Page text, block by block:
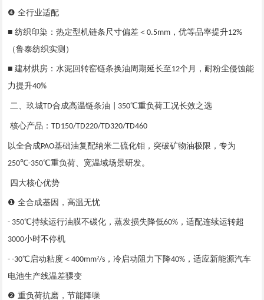
❹ 全行业适配
■ 纺织印染：热定型机链条尺寸偏差＜0.5mm ，优等品率提升12%
（鲁泰纺织实测）
■ 建材烘房：水泥回转窑链条换油周期延长至 12个月，耐粉尘侵蚀能
力提升40%
二、玖城TD合成高温链条油 | 350℃重负荷工况长效之选
核心产品：TD150/TD220/TD320/TD460
以全合成PAO基础油复配纳米二硫化钼，突破矿物油极限，专为
250℃-350℃重负荷、宽温域场景研发。
四大核心优势
❶ 全合成基因，高温无忧
- 350℃持续运行油膜不碳化，蒸发损失降低60% ，适配连续运转超
3000小时不停机
- -30℃启动粘度＜400mm²/s ，冷启动阻力下降40% ，适应新能源汽车
电池生产线温差骤变
❷ 重负荷抗磨，节能降噪